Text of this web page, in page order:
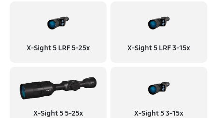
X-Sight 5 LRF 5-25x X-Sight 5 LRF 3-15x
X-Sight 5 5-25x X-Sight 5 3-15x